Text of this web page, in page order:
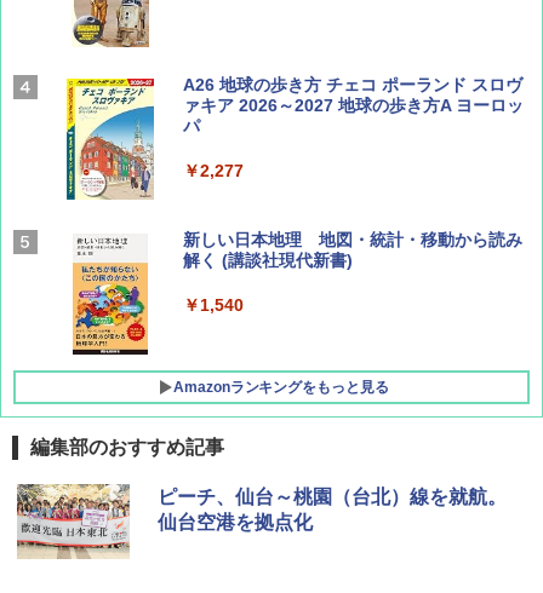
Coyote No.89 特集 星野道夫 夢見る旅
￥1,540
AIRLINE（エアライン）2026年9月号【特
集】ボーイング110周年を祝して！
￥1,760
A26 地球の歩き方 チェコ ポーランド スロヴ
ァキア 2026～2027 地球の歩き方A ヨーロッ
パ
￥2,277
新しい日本地理 地図・統計・移動から読み
解く (講談社現代新書)
￥1,540
Amazonランキングをもっと見る
[キャンパーズコレクション 山善] ポップアッ
プテント 傘みたいに広げて畳める パッとサ
ッとサンシェード キューブ フルクローズ メ
BUNDOK(バンドック)ソロ ドーム 1 EX BDK
-08EX カーキ ソロキャンプ ポリエステル フ
レーム テント
編集部のおすすめ記事
ピーチ、仙台～桃園（台北）線を就航。
仙台空港を拠点化